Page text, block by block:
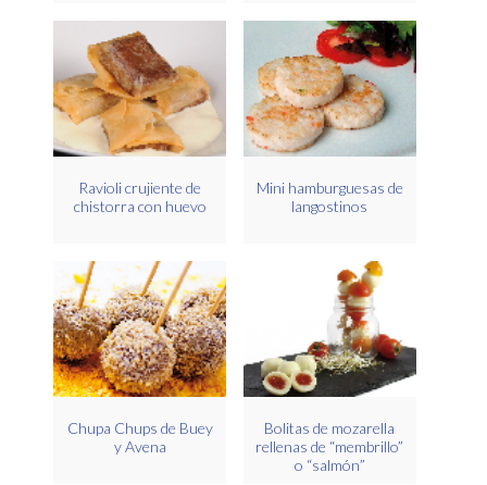
Ravioli crujiente de
chistorra con huevo
Mini hamburguesas de
langostinos
Chupa Chups de Buey
y Avena
Bolitas de mozarella
rellenas de “membrillo”
o “salmón”